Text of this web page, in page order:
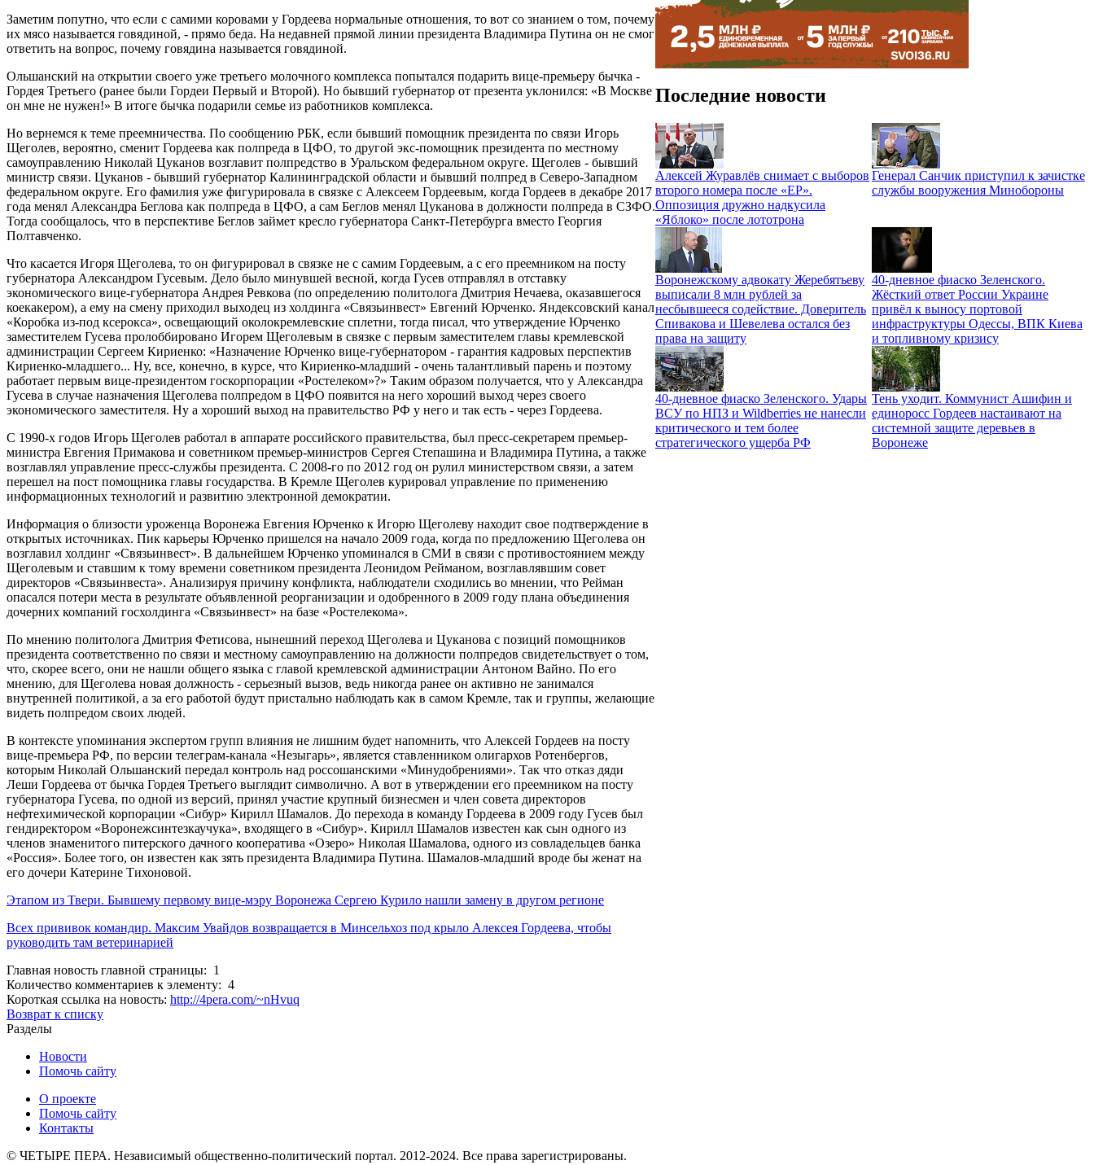
Заметим попутно, что если с самими коровами у Гордеева нормальные отношения, то вот со знанием о том, почему
их мясо называется говядиной, - прямо беда. На недавней прямой линии президента Владимира Путина он не смог
ответить на вопрос, почему говядина называется говядиной.
Ольшанский на открытии своего уже третьего молочного комплекса попытался подарить вице-премьеру бычка -
Гордея Третьего (ранее были Гордеи Первый и Второй). Но бывший губернатор от презента уклонился: «В Москве
он мне не нужен!» В итоге бычка подарили семье из работников комплекса.
Но вернемся к теме преемничества. По сообщению РБК, если бывший помощник президента по связи Игорь
Щеголев, вероятно, сменит Гордеева как полпреда в ЦФО, то другой экс-помощник президента по местному
самоуправлению Николай Цуканов возглавит полпредство в Уральском федеральном округе. Щеголев - бывший
министр связи. Цуканов - бывший губернатор Калининградской области и бывший полпред в Северо-Западном
федеральном округе. Его фамилия уже фигурировала в связке с Алексеем Гордеевым, когда Гордеев в декабре 2017
года менял Александра Беглова как полпреда в ЦФО, а сам Беглов менял Цуканова в должности полпреда в СЗФО.
Тогда сообщалось, что в перспективе Беглов займет кресло губернатора Санкт-Петербурга вместо Георгия
Полтавченко.
Что касается Игоря Щеголева, то он фигурировал в связке не с самим Гордеевым, а с его преемником на посту
губернатора Александром Гусевым. Дело было минувшей весной, когда Гусев отправлял в отставку
экономического вице-губернатора Андрея Ревкова (по определению политолога Дмитрия Нечаева, оказавшегося
коекакером), а ему на смену приходил выходец из холдинга «Связьинвест» Евгений Юрченко. Яндексовский канал
«Коробка из-под ксерокса», освещающий околокремлевские сплетни, тогда писал, что утверждение Юрченко
заместителем Гусева пролоббировано Игорем Щеголевым в связке с первым заместителем главы кремлевской
администрации Сергеем Кириенко: «Назначение Юрченко вице-губернатором - гарантия кадровых перспектив
Кириенко-младшего... Ну, все, конечно, в курсе, что Кириенко-младший - очень талантливый парень и поэтому
работает первым вице-президентом госкорпорации «Ростелеком»?» Таким образом получается, что у Александра
Гусева в случае назначения Щеголева полпредом в ЦФО появится на него хороший выход через своего
экономического заместителя. Ну а хороший выход на правительство РФ у него и так есть - через Гордеева.
С 1990-х годов Игорь Щеголев работал в аппарате российского правительства, был пресс-секретарем премьер-
министра Евгения Примакова и советником премьер-министров Сергея Степашина и Владимира Путина, а также
возглавлял управление пресс-службы президента. С 2008-го по 2012 год он рулил министерством связи, а затем
перешел на пост помощника главы государства. В Кремле Щеголев курировал управление по применению
информационных технологий и развитию электронной демократии.
Информация о близости уроженца Воронежа Евгения Юрченко к Игорю Щеголеву находит свое подтверждение в
открытых источниках. Пик карьеры Юрченко пришелся на начало 2009 года, когда по предложению Щеголева он
возглавил холдинг «Связьинвест». В дальнейшем Юрченко упоминался в СМИ в связи с противостоянием между
Щеголевым и ставшим к тому времени советником президента Леонидом Рейманом, возглавлявшим совет
директоров «Связьинвеста». Анализируя причину конфликта, наблюдатели сходились во мнении, что Рейман
опасался потери места в результате объявленной реорганизации и одобренного в 2009 году плана объединения
дочерних компаний госхолдинга «Связьинвест» на базе «Ростелекома».
По мнению политолога Дмитрия Фетисова, нынешний переход Щеголева и Цуканова с позиций помощников
президента соответственно по связи и местному самоуправлению на должности полпредов свидетельствует о том,
что, скорее всего, они не нашли общего языка с главой кремлевской администрации Антоном Вайно. По его
мнению, для Щеголева новая должность - серьезный вызов, ведь никогда ранее он активно не занимался
внутренней политикой, а за его работой будут пристально наблюдать как в самом Кремле, так и группы, желающие
видеть полпредом своих людей.
В контексте упоминания экспертом групп влияния не лишним будет напомнить, что Алексей Гордеев на посту
вице-премьера РФ, по версии телеграм-канала «Незыгарь», является ставленником олигархов Ротенбергов,
которым Николай Ольшанский передал контроль над россошанскими «Минудобрениями». Так что отказ дяди
Леши Гордеева от бычка Гордея Третьего выглядит символично. А вот в утверждении его преемником на посту
губернатора Гусева, по одной из версий, принял участие крупный бизнесмен и член совета директоров
нефтехимической корпорации «Сибур» Кирилл Шамалов. До перехода в команду Гордеева в 2009 году Гусев был
гендиректором «Воронежсинтезкаучука», входящего в «Сибур». Кирилл Шамалов известен как сын одного из
членов знаменитого питерского дачного кооператива «Озеро» Николая Шамалова, одного из совладельцев банка
«Россия». Более того, он известен как зять президента Владимира Путина. Шамалов-младший вроде бы женат на
его дочери Катерине Тихоновой.
Этапом из Твери. Бывшему первому вице-мэру Воронежа Сергею Курило нашли замену в другом регионе
Всех прививок командир. Максим Увайдов возвращается в Минсельхоз под крыло Алексея Гордеева, чтобы
руководить там ветеринарией
Главная новость главной страницы: 1
Количество комментариев к элементу: 4
Короткая ссылка на новость: http://4pera.com/~nHvuq
Возврат к списку
Последние новости
Алексей Журавлёв снимает с выборов
второго номера после «ЕР».
Оппозиция дружно надкусила
«Яблоко» после лототрона
Генерал Санчик приступил к зачистке
службы вооружения Минобороны
Воронежскому адвокату Жеребятьеву
выписали 8 млн рублей за
несбывшееся содействие. Доверитель
Спивакова и Шевелева остался без
права на защиту
40-дневное фиаско Зеленского.
Жёсткий ответ России Украине
привёл к выносу портовой
инфраструктуры Одессы, ВПК Киева
и топливному кризису
40-дневное фиаско Зеленского. Удары
ВСУ по НПЗ и Wildberries не нанесли
критического и тем более
стратегического ущерба РФ
Тень уходит. Коммунист Ашифин и
единоросс Гордеев настаивают на
системной защите деревьев в
Воронеже
Разделы
Новости
Помочь сайту
О проекте
Помочь сайту
Контакты
© ЧЕТЫРЕ ПЕРА. Независимый общественно-политический портал. 2012-2024. Все права зарегистрированы.